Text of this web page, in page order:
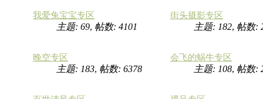
我爱兔宝宝专区
主题: 69, 帖数: 4101
街头摄影专区
主题: 182, 帖数:
晚空专区
主题: 183, 帖数: 6378
会飞的蜗牛专区
主题: 108, 帖数: